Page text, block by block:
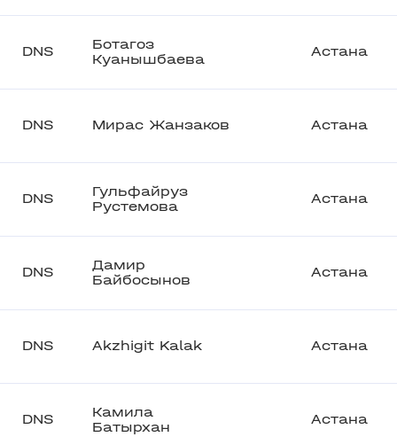
DNS
Ботагоз
Куанышбаева
Астана
DNS Мирас Жанзаков Астана
DNS
Гульфайруз
Рустемова
Астана
DNS
Дамир
Байбосынов
Астана
DNS Akzhigit Kalak Астана
DNS
Камила
Батырхан
Астана